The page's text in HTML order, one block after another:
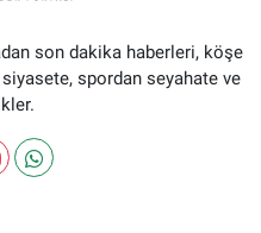
son dakika haberleri, köşe
siyasete, spordan seyahate ve